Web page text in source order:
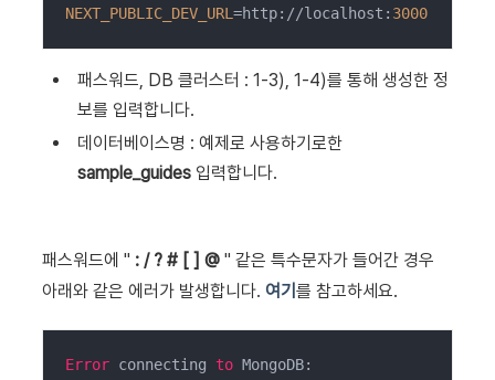
NEXT_PUBLIC_DEV_URL=http://localhost: 3000
패스워드, DB 클러스터 : 1-3), 1-4)를 통해 생성한 정
보를 입력합니다.
데이터베이스명 : 예제로 사용하기로한
sample_guides 입력합니다.
패스워드에 " : / ? # [ ] @ " 같은 특수문자가 들어간 경우
아래와 같은 에러가 발생합니다. 여기 를 참고하세요.
Error connecting to MongoDB: